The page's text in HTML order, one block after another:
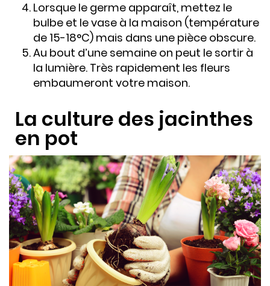
Lorsque le germe apparaît, mettez le
bulbe et le vase à la maison (température
de 15-18°C) mais dans une pièce obscure.
Au bout d’une semaine on peut le sortir à
la lumière. Très rapidement les fleurs
embaumeront votre maison.
La culture des jacinthes
en pot